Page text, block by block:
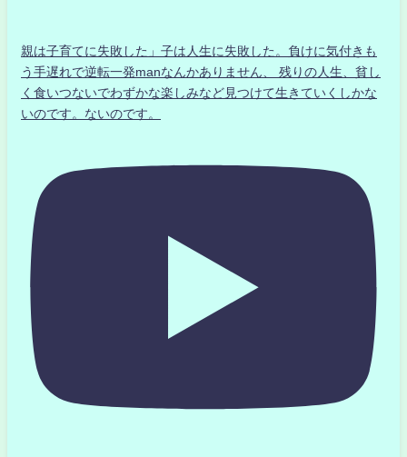
親は子育てに失敗した」子は人生に失敗した。負けに気付きも
う手遅れで逆転一発manなんかありません、 残りの人生、貧し
く食いつないでわずかな楽しみなど見つけて生きていくしかな
いのです。ないのです。